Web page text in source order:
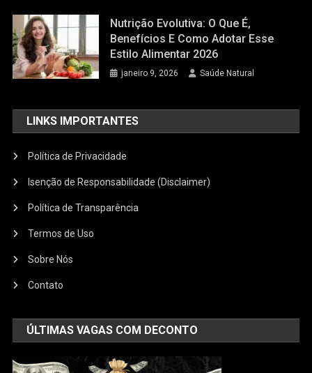
Nutrição Evolutiva: O Que É,
Benefícios E Como Adotar Esse
Estilo Alimentar 2026
janeiro 9, 2026 Saúde Natural
LINKS IMPORTANTES
Política de Privacidade
Isenção de Responsabilidade (Disclaimer)
Política de Transparência
Termos de Uso
Sobre Nós
Contato
ÚLTIMAS VAGAS COM DECONTO